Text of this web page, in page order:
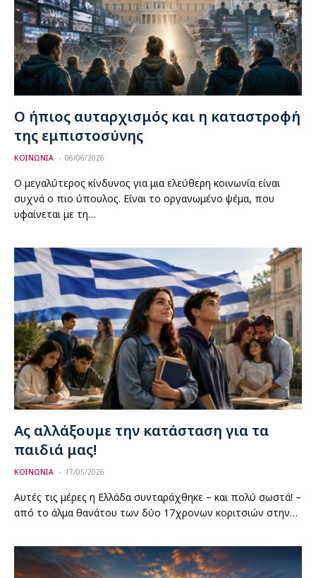
​Ο ήπιος αυταρχισμός και η καταστροφή
της εμπιστοσύνης
ΚΟΙΝΩΝΙΑ 06/06/2026
Ο μεγαλύτερος κίνδυνος για μια ελεύθερη κοινωνία είναι
συχνά ο πιο ύπουλος. Είναι το οργανωμένο ψέμα, που
υφαίνεται με τη…
Ας αλλάξουμε την κατάσταση για τα
παιδιά μας!
ΚΟΙΝΩΝΙΑ 17/05/2026
Αυτές τις μέρες η Ελλάδα συνταράχθηκε – και πολύ σωστά! –
από το άλμα θανάτου των δύο 17χρονων κοριτσιών στην…